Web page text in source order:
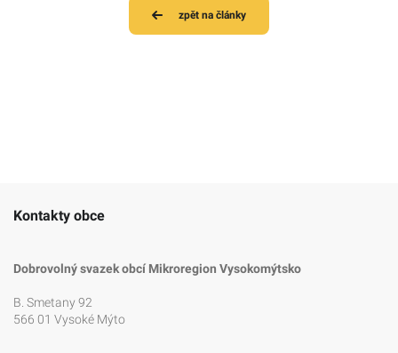
zpět na články
Kontakty obce
Dobrovolný svazek obcí Mikroregion Vysokomýtsko
B. Smetany 92
566 01 Vysoké Mýto